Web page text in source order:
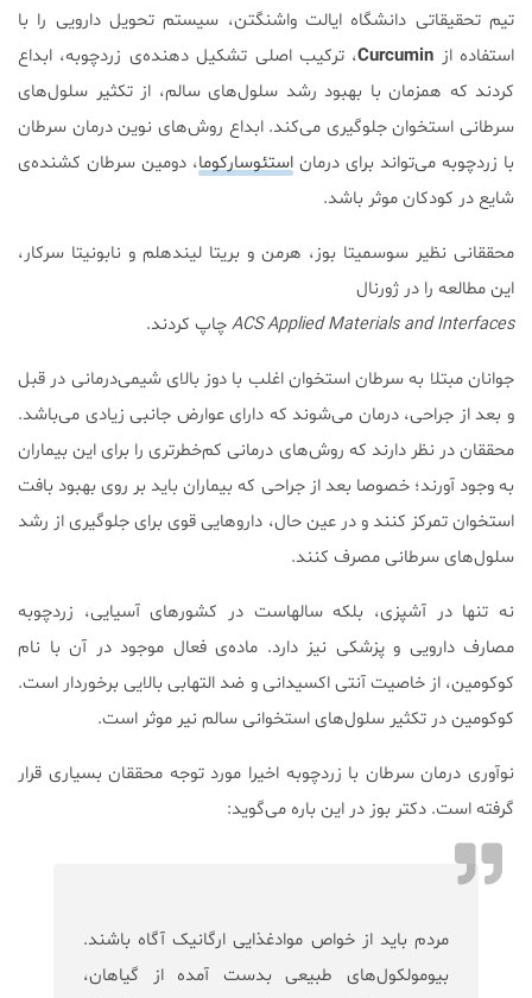
تیم تحقیقاتی دانشگاه ایالت واشنگتن، سیستم تحویل دارویی را با
استفاده از Curcumin، ترکیب اصلی تشکیل دهنده‌ی زردچوبه، ابداع
کردند که همزمان با بهبود رشد سلول‌های سالم، از تکثیر سلول‌های
سرطانی استخوان جلوگیری می‌کند. ابداع روش‌های نوین درمان سرطان
با زردچوبه می‌تواند برای درمان استئوسارکوما، دومین سرطان کشنده‌ی
شایع در کودکان موثر باشد.
محققانی نظیر سوسمیتا بوز، هرمن و بریتا لیندهلم و نابونیتا سرکار،
این مطالعه را در ژورنال
ACS Applied Materials and Interfacesچاپ کردند.
جوانان مبتلا به سرطان استخوان اغلب با دوز بالای شیمی‌درمانی در قبل
و بعد از جراحی، درمان می‌شوند که دارای عوارض جانبی زیادی می‌باشد.
محققان در نظر دارند که روش‌های درمانی کم‌خطرتری را برای این بیماران
به وجود آورند؛ خصوصا بعد از جراحی که بیماران باید بر روی بهبود بافت
استخوان تمرکز کنند و در عین حال، داروهایی قوی برای جلوگیری از رشد
سلول‌های سرطانی مصرف کنند.
نه تنها در آشپزی، بلکه سالهاست در کشورهای آسیایی، زردچوبه
مصارف دارویی و پزشکی نیز دارد. ماده‌ی فعال موجود در آن با نام
کوکومین، از خاصیت آنتی اکسیدانی و ضد التهابی بالایی برخوردار است.
کوکومین در تکثیر سلول‌های استخوانی سالم نیر موثر است.
نوآوری درمان سرطان با زردچوبه اخیرا مورد توجه محققان بسیاری قرار
گرفته است. دکتر بوز در این باره می‌گوید:
مردم باید از خواص موادغذایی ارگانیک آگاه باشند.
بیومولکول‌های طبیعی بدست آمده از گیاهان،